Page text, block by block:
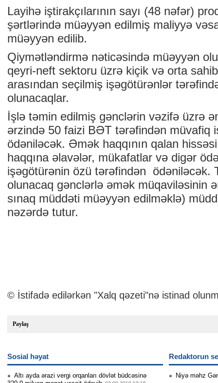
Layihə iştirakçılarının sayı (48 nəfər)
şərtlərində müəyyən edilmiş maliyyə
müəyyən edilib.
Qiymətləndirmə nəticəsində müəyyən
qeyri-neft sektoru üzrə kiçik və orta
arasından seçilmiş işəgötürənlər
olunacaqlar.
İşlə təmin edilmiş gənclərin vəzifə üzrə
ərzində 50 faizi BƏT tərəfindən müvafiq
ödəniləcək. Əmək haqqının qalan
haqqına əlavələr, mükafatlar və digər
işəgötürənin özü tərəfindən ödəniləcək.
olunacaq gənclərlə əmək müqaviləsinin
sınaq müddəti müəyyən edilməklə)
nəzərdə tutur.
© İstifadə edilərkən "Xalq qəzeti"nə istinad
Paylaş
Sosial həyat
Altı ayda ərazi vergi orqanları dövlət büdcəsinə
Redaktorun
Niyə məhz